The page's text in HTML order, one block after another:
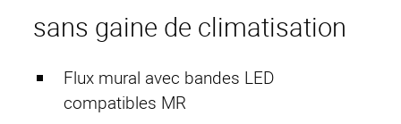
AluSHIELD
RetroSHIELD
RoomUNITS
sans gaine de climatisation
Flux mural avec bandes LED
compatibles MR